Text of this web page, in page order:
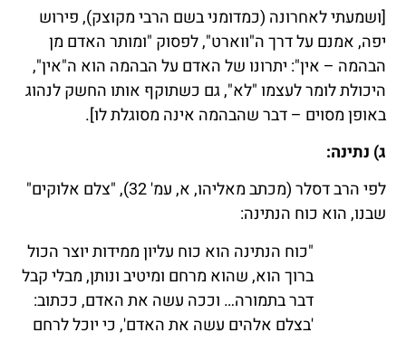
[ושמעתי לאחרונה (כמדומני בשם הרבי מקוצק), פירוש
יפה, אמנם על דרך ה"ווארט", לפסוק "ומותר האדם מן
הבהמה – אין": יתרונו של האדם על הבהמה הוא ה"אין",
היכולת לומר לעצמו "לא", גם כשתוקף אותו החשק לנהוג
באופן מסוים – דבר שהבהמה אינה מסוגלת לו].
ג) נתינה:
לפי הרב דסלר (מכתב מאליהו, א, עמ' 32), "צלם אלוקים"
שבנו, הוא כוח הנתינה:
"כוח הנתינה הוא כוח עליון ממידות יוצר הכול
ברוך הוא, שהוא מרחם ומיטיב ונותן, מבלי קבל
דבר בתמורה… וככה עשה את האדם, ככתוב:
'בצלם אלהים עשה את האדם', כי יוכל לרחם